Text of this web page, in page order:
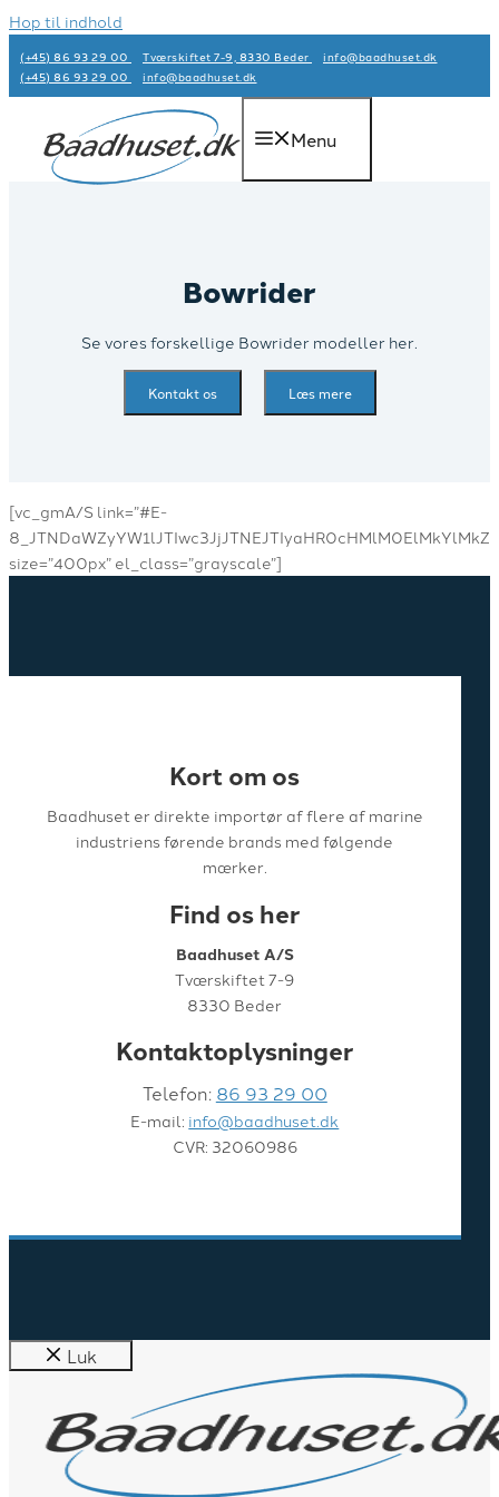
Hop til indhold
(+45) 86 93 29 00 Tværskiftet 7-9, 8330 Beder
info@baadhuset.dk​
(+45) 86 93 29 00
info@baadhuset.dk​
Menu
Bowrider
Se vores forskellige Bowrider modeller her.
Kontakt os Læs mere
[vc_gmA/S link=”#E-
size=”400px” el_class=”grayscale”]
Kort om os
Baadhuset er direkte importør af flere af marine
industriens førende brands med følgende
mærker.
Find os her
Baadhuset A/S
Tværskiftet 7-9
8330 Beder
Kontaktoplysninger
Telefon: 86 93 29 00
E-mail: info@baadhuset.dk
CVR: 32060986
Luk